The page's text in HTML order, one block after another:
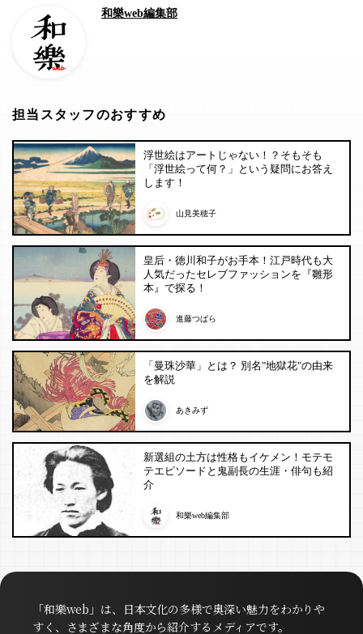
和樂web編集部
担当スタッフのおすすめ
浮世絵はアートじゃない！？そもそも
「浮世絵って何？」という疑問にお答え
します！
山見美穂子
皇后・徳川和子がお手本！江戸時代も大
人気だったセレブファッションを『雛形
本』で探る！
進藤つばら
「曼珠沙華」とは？ 別名"地獄花"の由来
を解説
あきみず
新選組の土方は性格もイケメン！モテモ
テエピソードと鬼副長の生涯・俳句も紹
介
和樂web編集部
「和樂web」は、日本文化の多様で奥深い魅力をわかりや
すく、さまざまな角度から紹介するメディアです。